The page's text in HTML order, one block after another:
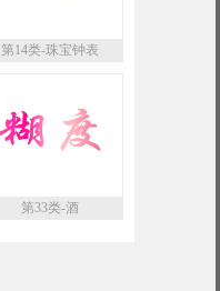
第14类-珠宝钟表
第33类-酒